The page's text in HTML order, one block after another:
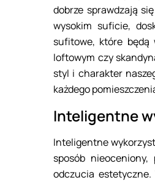
dobrze sprawdzają
wysokim suficie,
sufitowe, które będą
loftowym czy
styl i charakter
każdego
Inteligentne
Inteligentne
sposób
odczucia